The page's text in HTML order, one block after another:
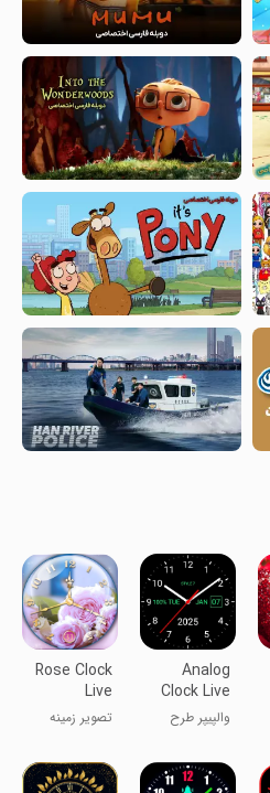
Analog
Clock Live
Wallpaper-7
والپیپر طرح
Rose Clock
Live
Wallpaper
تصویر زمینه